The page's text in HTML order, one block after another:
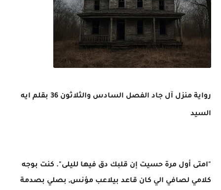
رواية منزل آل جاد الفصل السادس والثلاثون 36 بقلم ايه
السيد
"امتى أول مرة حسيت إن قلبك دق فيها لليلى". كنت بوجه
كلامي لصافي الي كان قاعد بيلاعب مؤنس, بصلي بصدمة